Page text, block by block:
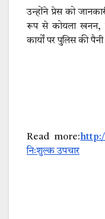
उन्होंने प्रेस को
रूप से कोयला
कार्यों पर पुलिस की
Read more:
निःशुल्क उपचार